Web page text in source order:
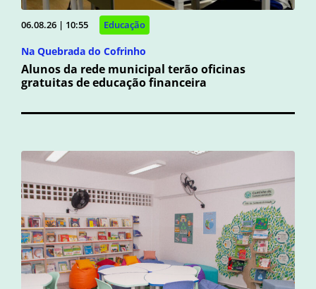
06.08.26 | 10:55 Educação
Na Quebrada do Cofrinho
Alunos da rede municipal terão oficinas
gratuitas de educação financeira